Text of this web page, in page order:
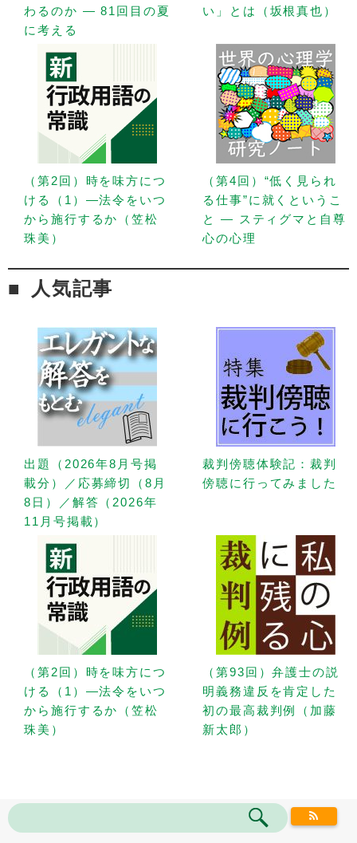
わるのか — 81回目の夏
に考える
い」とは（坂根真也）
（第2回）時を味方につ
ける（1）—法令をいつ
から施行するか（笠松
珠美）
（第4回）“低く見られ
る仕事”に就くというこ
と — スティグマと自尊
心の心理
人気記事
出題（2026年8月号掲
載分）／応募締切（8月
8日）／解答（2026年
11月号掲載）
裁判傍聴体験記：裁判
傍聴に行ってみました
（第2回）時を味方につ
ける（1）—法令をいつ
から施行するか（笠松
珠美）
（第93回）弁護士の説
明義務違反を肯定した
初の最高裁判例（加藤
新太郎）